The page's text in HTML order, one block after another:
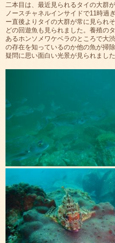
二本目は、最近見られるタイの大群
ノースチャネルインサイドで11時過
ー直後よりタイの大群が常に見られ
どの回遊魚も見られました。養殖の
あるホンソメワケベラのところで大
の存在を知っているのか他の魚が掃
疑問に思い面白い光景が見られました